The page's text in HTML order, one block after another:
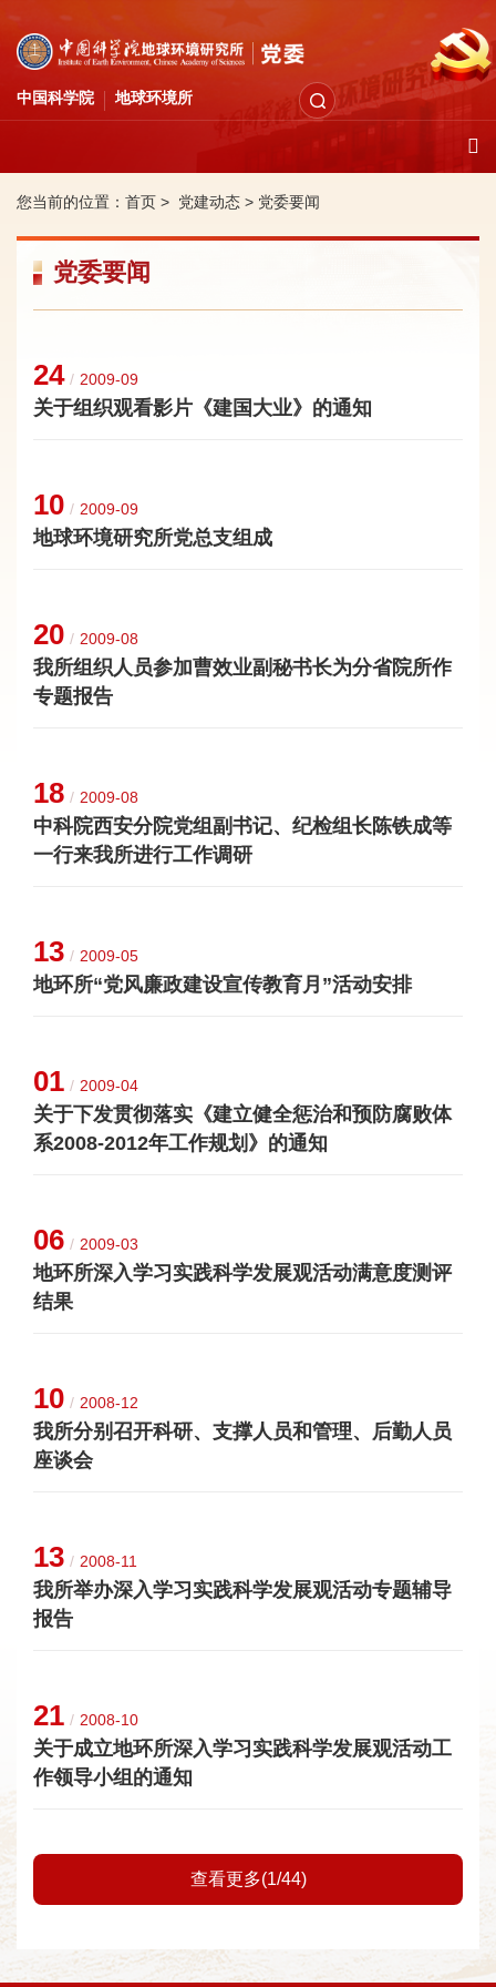
中国科学院 地球环境所
您当前的位置： 首页 > 党建动态 > 党委要闻
党委要闻
24 / 2009-09
关于组织观看影片《建国大业》的通知
10 / 2009-09
地球环境研究所党总支组成
20 / 2009-08
我所组织人员参加曹效业副秘书长为分省院所作
专题报告
18 / 2009-08
中科院西安分院党组副书记、纪检组长陈铁成等
一行来我所进行工作调研
13 / 2009-05
地环所“党风廉政建设宣传教育月”活动安排
01 / 2009-04
关于下发贯彻落实《建立健全惩治和预防腐败体
系2008-2012年工作规划》的通知
06 / 2009-03
地环所深入学习实践科学发展观活动满意度测评
结果
10 / 2008-12
我所分别召开科研、支撑人员和管理、后勤人员
座谈会
13 / 2008-11
我所举办深入学习实践科学发展观活动专题辅导
报告
21 / 2008-10
关于成立地环所深入学习实践科学发展观活动工
作领导小组的通知
查看更多(1/44)